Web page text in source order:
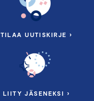
TILAA UUTISKIRJE ›
LIITY JÄSENEKSI ›